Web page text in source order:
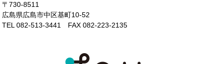
〒730-8511
広島県広島市中区基町10-52
TEL 082-513-3441 FAX 082-223-2135